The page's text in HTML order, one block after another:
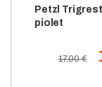
Petzl
piolet
17.00 €